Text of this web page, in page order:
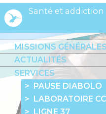
Santé et addiction
MISSIONS
ACTUALITÉS
SERVICES
PAUSE DIABOLO
LABORATOIRE
LIGNE 37